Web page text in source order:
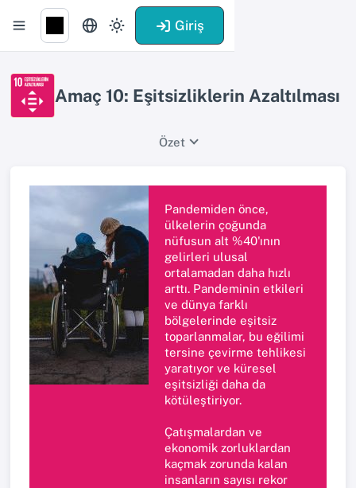
Giriş
Amaç 10: Eşitsizliklerin Azaltılması
Özet
Pandemiden önce,
ülkelerin çoğunda
nüfusun alt %40'ının
gelirleri ulusal
ortalamadan daha hızlı
arttı. Pandeminin etkileri
ve dünya farklı
bölgelerinde eşitsiz
toparlanmalar, bu eğilimi
tersine çevirme tehlikesi
yaratıyor ve küresel
eşitsizliği daha da
kötüleştiriyor.
Çatışmalardan ve
ekonomik zorluklardan
kaçmak zorunda kalan
insanların sayısı rekor